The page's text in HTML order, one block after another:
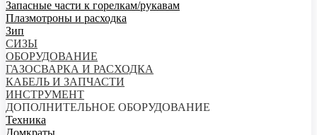
Запасные части к горелкам/рукавам
Плазмотроны и расходка
Зип
СИЗЫ
ОБОРУДОВАНИЕ
ГАЗОСВАРКА И РАСХОДКА
КАБЕЛЬ И ЗАПЧАСТИ
ИНСТРУМЕНТ
ДОПОЛНИТЕЛЬНОЕ ОБОРУДОВАНИЕ
Техника
Домкраты